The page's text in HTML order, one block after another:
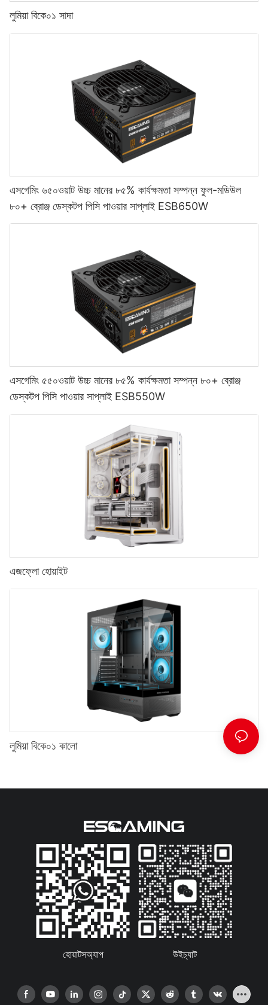
লুমিয়া বিকে০১ সাদা
এসগেমিং ৬৫০ওয়াট উচ্চ মানের ৮৫% কার্যক্ষমতা সম্পন্ন ফুল-মডিউল
৮০+ ব্রোঞ্জ ডেস্কটপ পিসি পাওয়ার সাপ্লাই ESB650W
এসগেমিং ৫৫০ওয়াট উচ্চ মানের ৮৫% কার্যক্ষমতা সম্পন্ন ৮০+ ব্রোঞ্জ
ডেস্কটপ পিসি পাওয়ার সাপ্লাই ESB550W
এজফ্লো হোয়াইট
লুমিয়া বিকে০১ কালো
হোয়াটসঅ্যাপ উইচ্যাট